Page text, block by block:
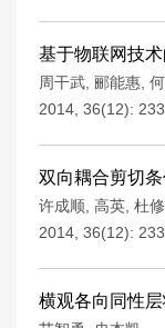
基于物联网技
周干武 郦能惠
2014, 36(12):
双向耦合剪切
许成顺 高英 杜
2014, 36(12):
横观各向同性